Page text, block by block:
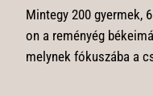
Mintegy 200 gyermek,
on a reményég
melynek fókuszába a